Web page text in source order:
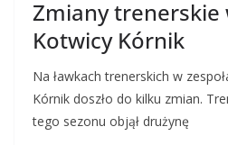
Zmiany trenerskie
Kotwicy Kórnik
Na ławkach trenerskich w
Kórnik doszło do kilku zmian.
tego sezonu objął drużynę